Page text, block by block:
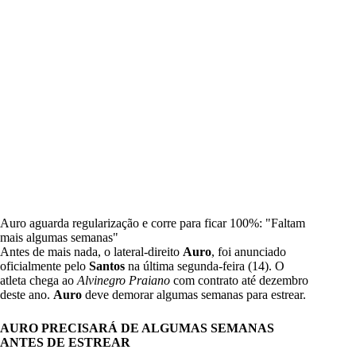
Auro aguarda regularização e corre para ficar 100%: "Faltam
mais algumas semanas"
Antes de mais nada, o lateral-direito Auro, foi anunciado
oficialmente pelo Santos na última segunda-feira (14). O
atleta chega ao Alvinegro Praiano com contrato até dezembro
deste ano. Auro deve demorar algumas semanas para estrear.
AURO PRECISARÁ DE ALGUMAS SEMANAS
ANTES DE ESTREAR